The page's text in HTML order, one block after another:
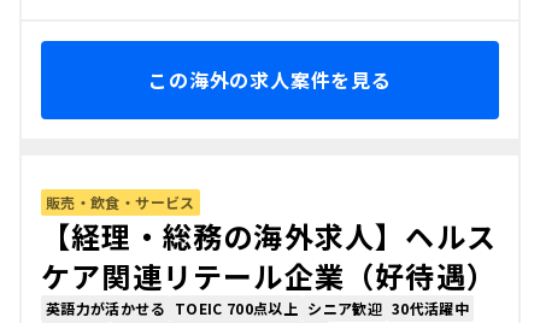
この海外の求人案件を見る
販売・飲食・サービス
【経理・総務の海外求人】ヘルス
ケア関連リテール企業（好待遇）
英語力が活かせる TOEIC 700点以上 シニア歓迎 30代活躍中